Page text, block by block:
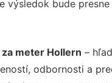
výsledok bude
meter Hollern –
odbornosti a